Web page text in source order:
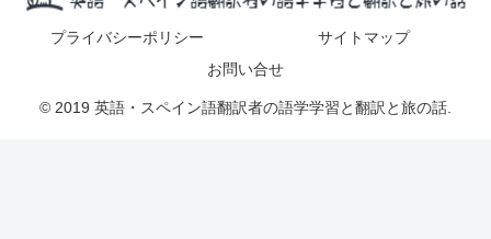
プライバシーポリシー
サイトマップ
お問い合せ
© 2019 英語・スペイン語翻訳者の語学学習と翻訳と旅の話.